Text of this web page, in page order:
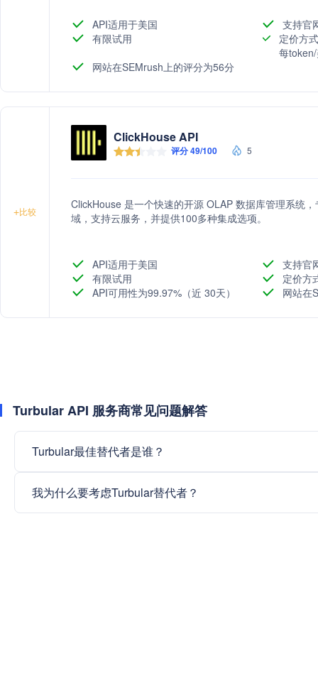
API适用于美国
支持官
有限试用
定价方
每
网站在SEMrush上的评分为56分
+比较
ClickHouse API
评分 49/100 5
ClickHouse 是一个快速的开源 OLAP 数据库管理系统
域，支持云服务，并提供100多种集成选项。
API适用于美国
支持官
有限试用
定价方
API可用性为99.97%（近 30天）
网站在
Turbular API 服务商常见问题解答
Turbular最佳替代者是谁？
我为什么要考虑Turbular替代者？